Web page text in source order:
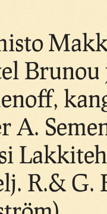
Brunou
A.
R.& G.